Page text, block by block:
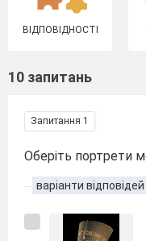
ВІДПОВІДНОСТІ
10 запитань
Запитання 1
Оберіть портрети
варіанти відповідей